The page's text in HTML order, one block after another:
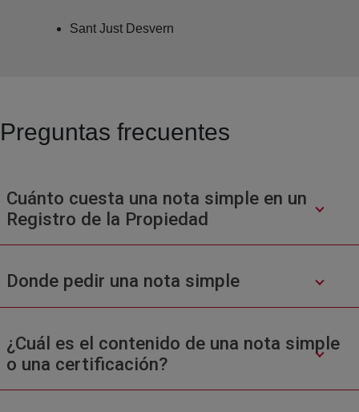
Sant Just Desvern
Preguntas frecuentes
Cuánto cuesta una nota simple en un
Registro de la Propiedad
Donde pedir una nota simple
¿Cuál es el contenido de una nota simple
o una certificación?